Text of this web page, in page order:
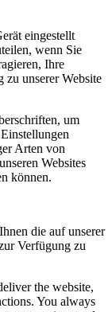
eingestellt
wenn Sie
Ihre
zu unserer Website
um
Arten von
Websites
können.
die auf unserer
Verfügung zu
the website,
You always